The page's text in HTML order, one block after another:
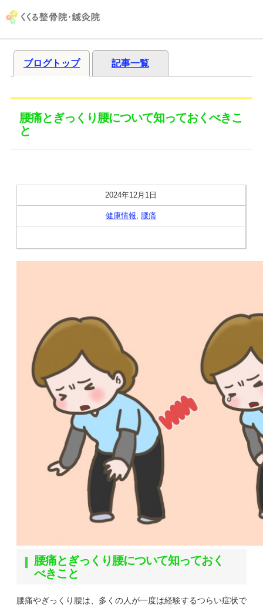
ブログトップ 記事一覧
腰痛とぎっくり腰について知っておくべきこ
と
2024年12月1日
健康情報, 腰痛
腰痛とぎっくり腰について知っておく
べきこと
腰痛やぎっくり腰は、多くの人が一度は経験するつらい症状で